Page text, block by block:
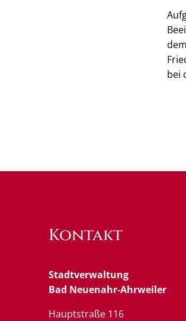
bei
Kontakt
Stadtverwaltung
Bad Neuenahr-Ahrweiler
Hauptstraße 116